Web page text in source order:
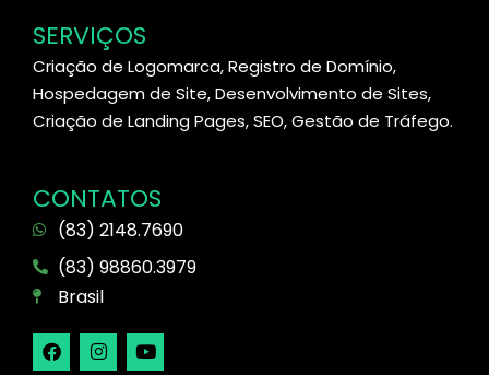
SERVIÇOS
Criação de Logomarca, Registro de Domínio,
Hospedagem de Site, Desenvolvimento de Sites,
Criação de Landing Pages, SEO, Gestão de Tráfego.
CONTATOS
(83) 2148.7690
(83) 98860.3979
Brasil